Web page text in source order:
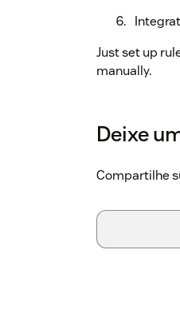
Just set up
manually.
Deixe
Compartilhe